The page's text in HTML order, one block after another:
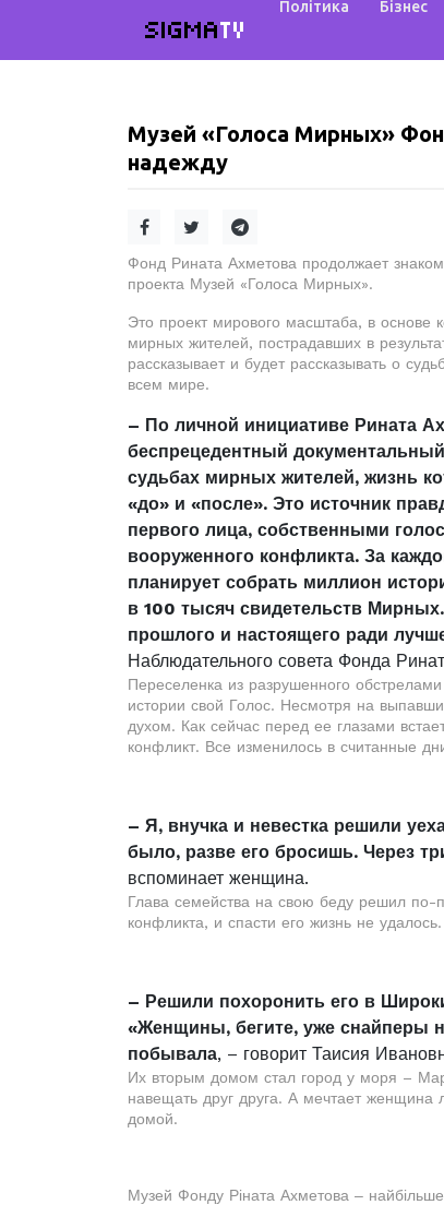
SIGMATV
Політика Бізнес
Музей «Голоса Мирных»
надежду
Фонд Рината Ахметова продолжает
проекта Музей «Голоса Мирных».
Это проект мирового масштаба, в основе
мирных жителей, пострадавших в
рассказывает и будет рассказывать о
всем мире.
– По личной инициативе Рината
беспрецедентный
судьбах мирных жителей, жизнь
«до» и «после». Это источник
первого лица, собственными
вооруженного конфликта. За
планирует собрать миллион
в 100 тысяч свидетельств
прошлого и настоящего ради
Наблюдательного совета Фонда
Переселенка из разрушенного
истории свой Голос. Несмотря на
духом. Как сейчас перед ее глазами
конфликт. Все изменилось в считанные
– Я, внучка и невестка решили
было, разве его бросишь. Через
вспоминает женщина.
Глава семейства на свою беду решил
конфликта, и спасти его жизнь не удалось.
– Решили похоронить его в
«Женщины, бегите, уже снайперы
побывала, – говорит Таисия
Их вторым домом стал город у моря –
навещать друг друга. А мечтает
домой.
Музей Фонду Ріната Ахметова ‒ найбільше